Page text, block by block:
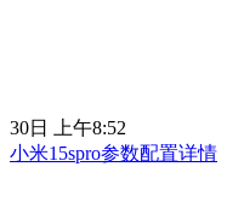
30日 上午8:52
小米15spro参数配置详情